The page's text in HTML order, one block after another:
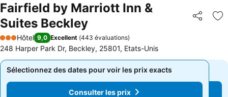
Fairfield by Marriott Inn &
Suites Beckley
Partager
3 Étoiles
Hôtel 9,0 Excellent (443 évaluations)
248 Harper Park Dr, Beckley, 25801, Etats-Unis
Sélectionnez des dates pour voir les prix exacts
Consulter les prix
Sélectionnez des dates pour voir les prix exacts
Consulter les prix